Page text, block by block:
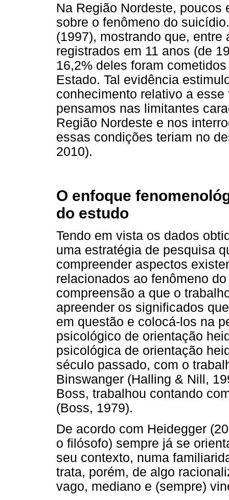
Na Região Nordeste,
sobre o fenômeno do
(1997), mostrando que,
registrados em 11 anos (de
16,2% deles foram
Estado. Tal evidência
conhecimento relativo a
pensamos nas limitantes
Região Nordeste e nos
essas condições teriam no
2010).
O enfoque
do estudo
Tendo em vista os dados
uma estratégia de pesquisa
compreender aspectos
relacionados ao fenômeno
compreensão a que o
apreender os significados
em questão e colocá-los na
psicológico de orientação
psicológica de orientação
século passado, com o
Binswanger (Halling & Nill,
Boss, trabalhou contando
(Boss, 1979).
De acordo com Heidegger
o filósofo) sempre já se
seu contexto, numa
trata, porém, de algo
vago, mediano e (sempre)